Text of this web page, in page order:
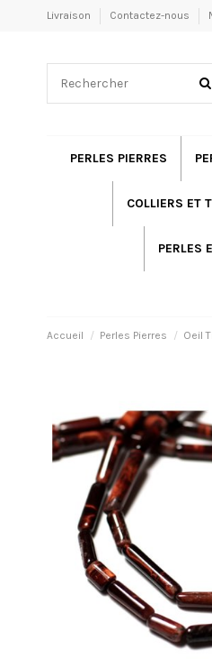
Livraison Contactez-nous
PERLES PIERRES
COLLIERS ET
PERLES
Accueil Perles Pierres Oeil